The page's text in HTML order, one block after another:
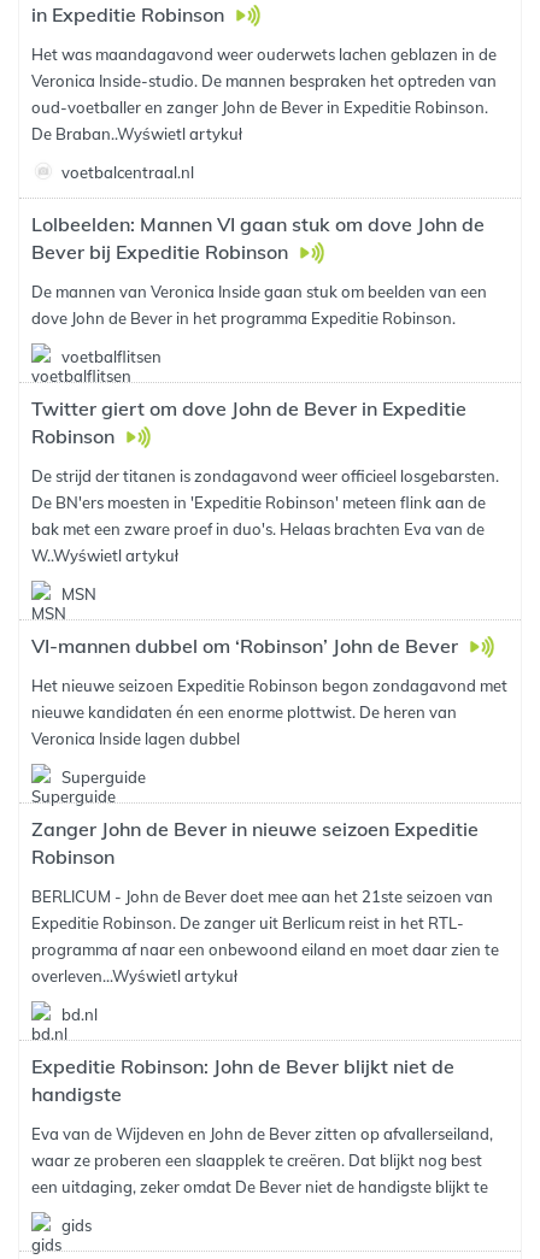
in Expeditie Robinson
Het was maandagavond weer ouderwets lachen geblazen in de
Veronica Inside-studio. De mannen bespraken het optreden van
oud-voetballer en zanger John de Bever in Expeditie Robinson.
De Braban..Wyświetl artykuł
voetbalcentraal.nl
Lolbeelden: Mannen VI gaan stuk om dove John de
Bever bij Expeditie Robinson
De mannen van Veronica Inside gaan stuk om beelden van een
dove John de Bever in het programma Expeditie Robinson.
voetbalflitsen
Twitter giert om dove John de Bever in Expeditie
Robinson
De strijd der titanen is zondagavond weer officieel losgebarsten.
De BN'ers moesten in 'Expeditie Robinson' meteen flink aan de
bak met een zware proef in duo's. Helaas brachten Eva van de
W..Wyświetl artykuł
MSN
VI-mannen dubbel om ‘Robinson’ John de Bever
Het nieuwe seizoen Expeditie Robinson begon zondagavond met
nieuwe kandidaten én een enorme plottwist. De heren van
Veronica Inside lagen dubbel
Superguide
Zanger John de Bever in nieuwe seizoen Expeditie
Robinson
BERLICUM - John de Bever doet mee aan het 21ste seizoen van
Expeditie Robinson. De zanger uit Berlicum reist in het RTL-
programma af naar een onbewoond eiland en moet daar zien te
overleven...Wyświetl artykuł
bd.nl
Expeditie Robinson: John de Bever blijkt niet de
handigste
Eva van de Wijdeven en John de Bever zitten op afvallerseiland,
waar ze proberen een slaapplek te creëren. Dat blijkt nog best
een uitdaging, zeker omdat De Bever niet de handigste blijkt te
gids